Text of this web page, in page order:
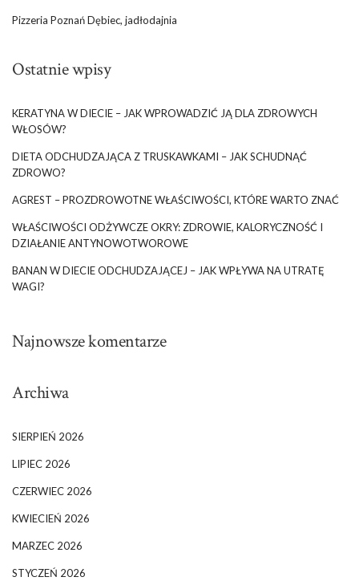
Pizzeria Poznań Dębiec, jadłodajnia
Ostatnie wpisy
KERATYNA W DIECIE – JAK WPROWADZIĆ JĄ DLA ZDROWYCH
WŁOSÓW?
DIETA ODCHUDZAJĄCA Z TRUSKAWKAMI – JAK SCHUDNĄĆ
ZDROWO?
AGREST – PROZDROWOTNE WŁAŚCIWOŚCI, KTÓRE WARTO ZNAĆ
WŁAŚCIWOŚCI ODŻYWCZE OKRY: ZDROWIE, KALORYCZNOŚĆ I
DZIAŁANIE ANTYNOWOTWOROWE
BANAN W DIECIE ODCHUDZAJĄCEJ – JAK WPŁYWA NA UTRATĘ
WAGI?
Najnowsze komentarze
Archiwa
SIERPIEŃ 2026
LIPIEC 2026
CZERWIEC 2026
KWIECIEŃ 2026
MARZEC 2026
STYCZEŃ 2026